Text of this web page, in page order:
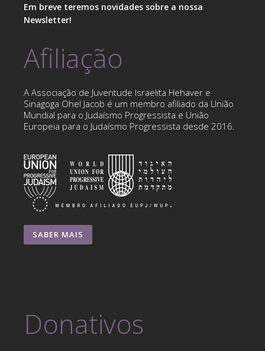
Em breve teremos novidades sobre a nossa
Newsletter!
Afiliação
A Associação de Juventude Israelita Hehaver e
Sinagoga Ohel Jacob é um membro afiliado da União
Mundial para o Judaísmo Progressista e União
Europeia para o Judaísmo Progressista desde 2016.
SABER MAIS
Donativos